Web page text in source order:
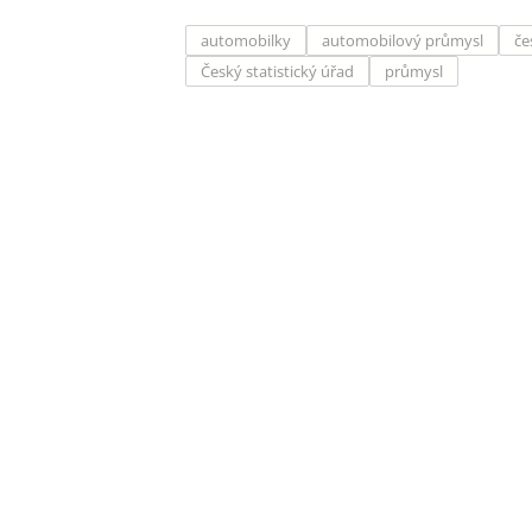
automobilky automobilový průmysl
Český statistický úřad
průmysl